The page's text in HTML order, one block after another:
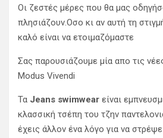
Οι ζεστές μέρες που θα μας
πλησιάζουν.Οσο κι αν αυτή τη
καλό είναι να ετοιμαζόμαστε
Σας παρουσιάζουμε μία απο τις
Modus Vivendi
Τα Jeans swimwear είναι
κλασσική τσέπη του τζην
έχεις άλλον ένα λόγο για να